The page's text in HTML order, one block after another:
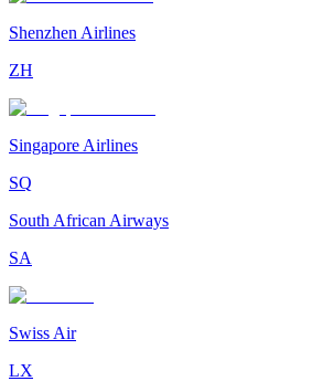
Shenzhen Airlines
ZH
Singapore Airlines
SQ
South African Airways
SA
Swiss Air
LX